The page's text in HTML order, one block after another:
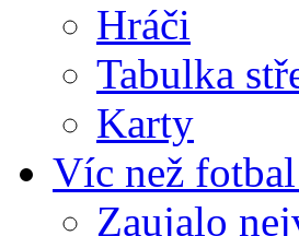
Hráči
Tabulka
Karty
Víc než fotbal
Zaujalo